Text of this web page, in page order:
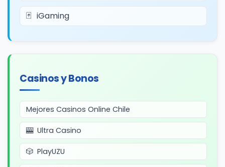
iGaming
Casinos y Bonos
Mejores Casinos Online Chile
Ultra Casino
PlayUZU